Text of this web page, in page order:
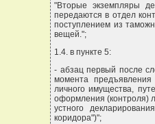
"Вторые экземпляры
передаются в отдел
поступлением из
вещей.";
1.4. в пункте 5:
- абзац первый после
момента
личного имущества,
оформления (контроля)
устного
коридора")";